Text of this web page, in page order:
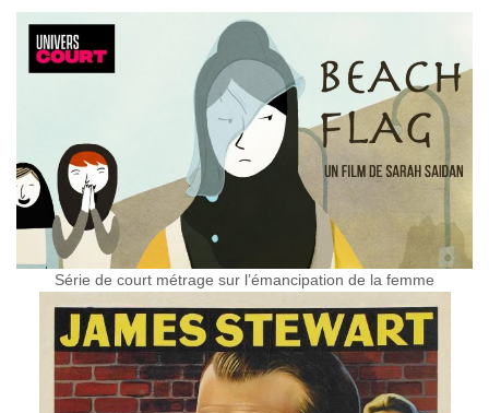
Série de court métrage sur l’émancipation de la femme